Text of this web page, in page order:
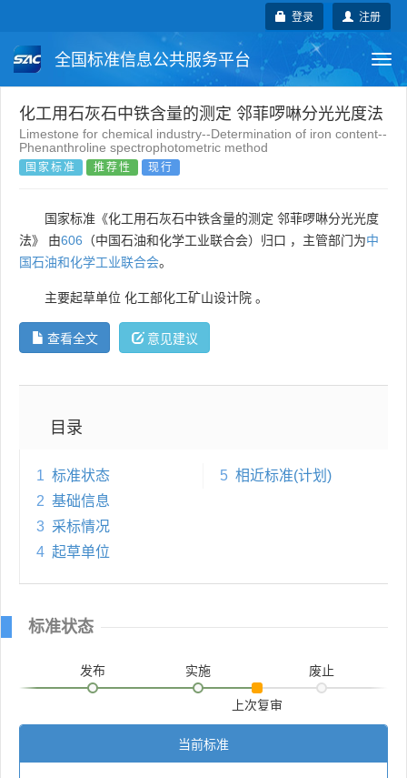
注册
登录
全国标准信息公共服务平台
国家标准 行业标准 地方标准
团体标准 企业标准
化工用石灰石中铁含量的测定 邻菲啰啉分光光度法
Limestone for chemical industry--Determination of iron content--
Phenanthroline spectrophotometric method
国家标准 推荐性 现行
国家标准《化工用石灰石中铁含量的测定 邻菲啰啉分光光度
法》 由606 （中国石油和化学工业联合会）归口 ，主管部门为中
国石油和化学工业联合会。
主要起草单位 化工部化工矿山设计院 。
查看全文 意见建议
目录
1 标准状态
2 基础信息
3 采标情况
4 起草单位
5 相近标准(计划)
标准状态
发布 实施
上次复审
废止
当前标准